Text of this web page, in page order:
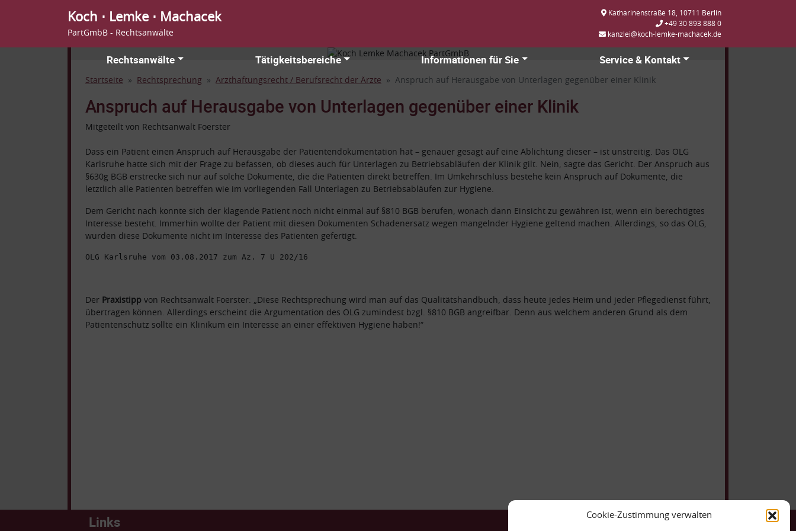
Cookie-Zustimmung verwalten
Koch ⋅ Lemke ⋅ Machacek
PartGmbB - Rechtsanwälte
Katharinenstraße 18, 10711 Berlin
+49 30 893 888 0
kanzlei@koch-lemke-machacek.de
Rechtsanwälte Tätigkeitsbereiche Informationen für Sie Service & Kontakt
Startseite Rechtsprechung Arzthaftungsrecht / Berufsrecht der Ärzte Anspruch auf Herausgabe von Unterlagen gegenüber einer Klinik
Anspruch auf Herausgabe von Unterlagen gegenüber einer Klinik
Mitgeteilt von Rechtsanwalt Foerster
Dass ein Patient einen Anspruch auf Herausgabe der Patientendokumentation hat – genauer gesagt auf eine Ablichtung dieser – ist unstreitig. Das OLG
Karlsruhe hatte sich mit der Frage zu befassen, ob dieses auch für Unterlagen zu Betriebsabläufen der Klinik gilt. Nein, sagte das Gericht. Der Anspruch aus
§630g BGB erstrecke sich nur auf solche Dokumente, die die Patienten direkt betreffen. Im Umkehrschluss bestehe kein Anspruch auf Dokumente, die
letztlich alle Patienten betreffen wie im vorliegenden Fall Unterlagen zu Betriebsabläufen zur Hygiene.
Dem Gericht nach konnte sich der klagende Patient noch nicht einmal auf §810 BGB berufen, wonach dann Einsicht zu gewähren ist, wenn ein berechtigtes
Interesse besteht. Immerhin wollte der Patient mit diesen Dokumenten Schadenersatz wegen mangelnder Hygiene geltend machen. Allerdings, so das OLG,
wurden diese Dokumente nicht im Interesse des Patienten gefertigt.
OLG Karlsruhe vom 03.08.2017 zum Az. 7 U 202/16
Der Praxistipp von Rechtsanwalt Foerster: „Diese Rechtsprechung wird man auf das Qualitätshandbuch, dass heute jedes Heim und jeder Pflegedienst führt,
übertragen können. Allerdings erscheint die Argumentation des OLG zumindest bzgl. §810 BGB angreifbar. Denn aus welchem anderen Grund als dem
Patientenschutz sollte ein Klinikum ein Interesse an einer effektiven Hygiene haben!“
Links